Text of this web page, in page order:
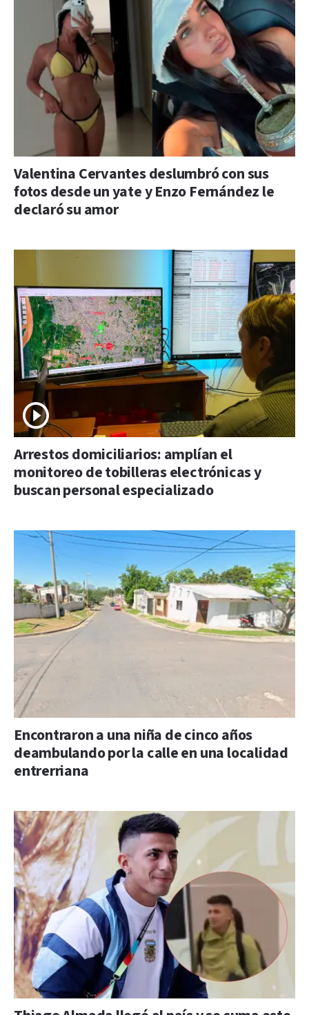
Valentina Cervantes deslumbró con sus
fotos desde un yate y Enzo Fernández le
declaró su amor
Arrestos domiciliarios: amplían el
monitoreo de tobilleras electrónicas y
buscan personal especializado
Encontraron a una niña de cinco años
deambulando por la calle en una localidad
entrerriana